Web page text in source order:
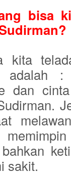
bisa
kita
adalah
dan
sakit.